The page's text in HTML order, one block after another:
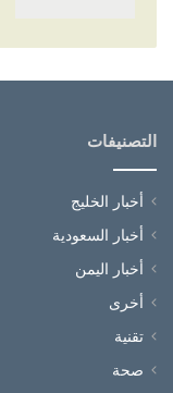
التصنيفات
أخبار الخليج
أخبار السعودية
أخبار اليمن
أخرى
تقنية
صحة